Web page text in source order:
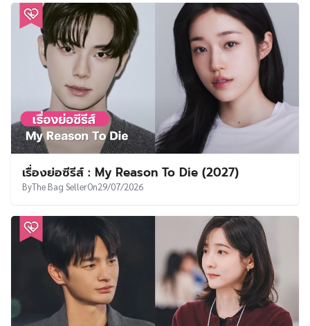
เรื่องย่อซีรีส์ : My Reason To Die (2027)
ByThe Bag SellerOn29/07/2026